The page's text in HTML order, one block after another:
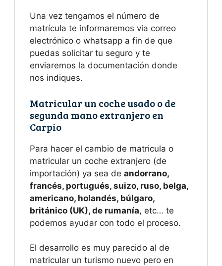
Una vez tengamos el número de
matrícula te informaremos via correo
electrónico o whatsapp a fin de que
puedas solicitar tu seguro y te
enviaremos la documentación donde
nos indiques.
Matricular un coche usado o de
segunda mano extranjero en
Carpio
Para hacer el cambio de matricula o
matricular un coche extranjero (de
importación) ya sea de andorrano,
francés, portugués, suizo, ruso, belga,
americano, holandés, búlgaro,
británico (UK), de rumanía, etc… te
podemos ayudar con todo el proceso.
El desarrollo es muy parecido al de
matricular un turismo nuevo pero en